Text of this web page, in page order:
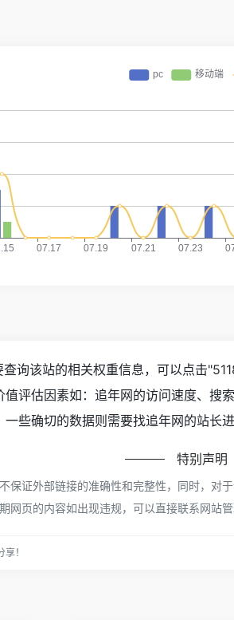
询该站的相关权重信息，可以点击"
评估因素如：追年网的访问速度、搜
些确切的数据则需要找追年网的站长
特别声明
保证外部链接的准确性和完整性，同时，
网页的内容如出现违规，可以直接联系网站
！